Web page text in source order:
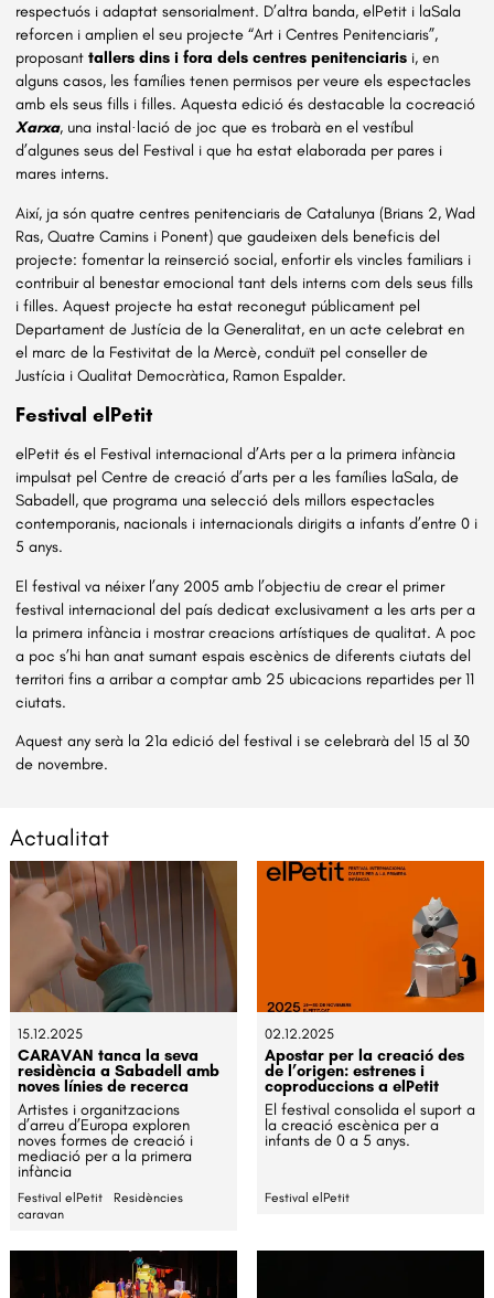
respectuós i adaptat sensorialment. D’altra banda, elPetit i laSala
reforcen i amplien el seu projecte “Art i Centres Penitenciaris”,
proposanttallers dins i fora dels centres penitenciaris i, en
alguns casos, les famílies tenen permisos per veure els espectacles
amb els seus fills i filles. Aquesta edició és destacable la cocreació
Xarxa, una instal·lació de joc que es trobarà en el vestíbul
d’algunes seus del Festival i que ha estat elaborada per pares i
mares interns.
Així, ja són quatre centres penitenciaris de Catalunya (Brians 2, Wad
Ras, Quatre Camins i Ponent) que gaudeixen dels beneficis del
projecte: fomentar la reinserció social, enfortir els vincles familiars i
contribuir al benestar emocional tant dels interns com dels seus fills
i filles. Aquest projecte ha estat reconegut públicament pel
Departament de Justícia de la Generalitat, en un acte celebrat en
el marc de la Festivitat de la Mercè, conduït pel conseller de
Justícia i Qualitat Democràtica, Ramon Espalder.
Festival elPetit
elPetit és el Festival internacional d’Arts per a la primera infància
impulsat pel Centre de creació d’arts per a les famílies laSala, de
Sabadell, que programa una selecció dels millors espectacles
contemporanis, nacionals i internacionals dirigits a infants d’entre 0 i
5 anys.
El festival va néixer l’any 2005 amb l’objectiu de crear el primer
festival internacional del país dedicat exclusivament a les arts per a
la primera infància i mostrar creacions artístiques de qualitat. A poc
a poc s’hi han anat sumant espais escènics de diferents ciutats del
territori fins a arribar a comptar amb 25 ubicacions repartides per 11
ciutats.
Aquest any serà la 21a edició del festival i se celebrarà del 15 al 30
de novembre.
Actualitat
15.12.2025
CARAVAN tanca la seva
residència a Sabadell amb
noves línies de recerca
Artistes i organitzacions
d’arreu d’Europa exploren
noves formes de creació i
mediació per a la primera
infància
Festival elPetit
Residències
caravan
02.12.2025
Apostar per la creació des
de l’origen: estrenes i
coproduccions a elPetit
El festival consolida el suport a
la creació escènica per a
infants de 0 a 5 anys.
Festival elPetit